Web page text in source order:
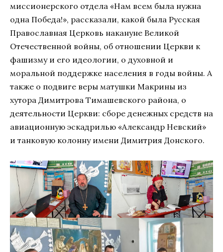
миссионерского отдела «Нам всем была нужна
одна Победа!», рассказали, какой была Русская
Православная Церковь накануне Великой
Отечественной войны, об отношении Церкви к
фашизму и его идеологии, о духовной и
моральной поддержке населения в годы войны. А
также о подвиге веры матушки Макрины из
хутора Димитрова Тимашевского района, о
деятельности Церкви: сборе денежных средств на
авиационную эскадрилью «Александр Невский»
и танковую колонну имени Димитрия Донского.